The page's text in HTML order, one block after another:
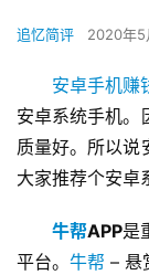
追忆简评 2020年5
安卓手机赚
安卓系统手机。
质量好。所以说
大家推荐个安卓
牛帮APP是
平台。 牛帮 – 悬